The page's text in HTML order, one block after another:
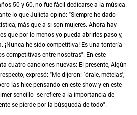
50 y 60, no fue fácil dedicarse a la música.
lo que Julieta opinó: "Siempre he dado
más que a si son mujeres. Ahora hay
que por lo menos yo pueda abrirles paso y,
¡Nunca he sido competitiva! Es una tontería
competitivas entre nosotras". En este
cuatro canciones nuevas: El presente, Algún
expresó: "Me dijeron: `órale, mételas',
las hice pensando en este show y en este
sencillo- se refiere a la importancia de
se pierde por la búsqueda de todo".